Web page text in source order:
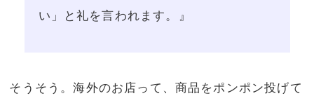
い」と礼を言われます。』
そうそう。海外のお店って、商品をポンポン投げて